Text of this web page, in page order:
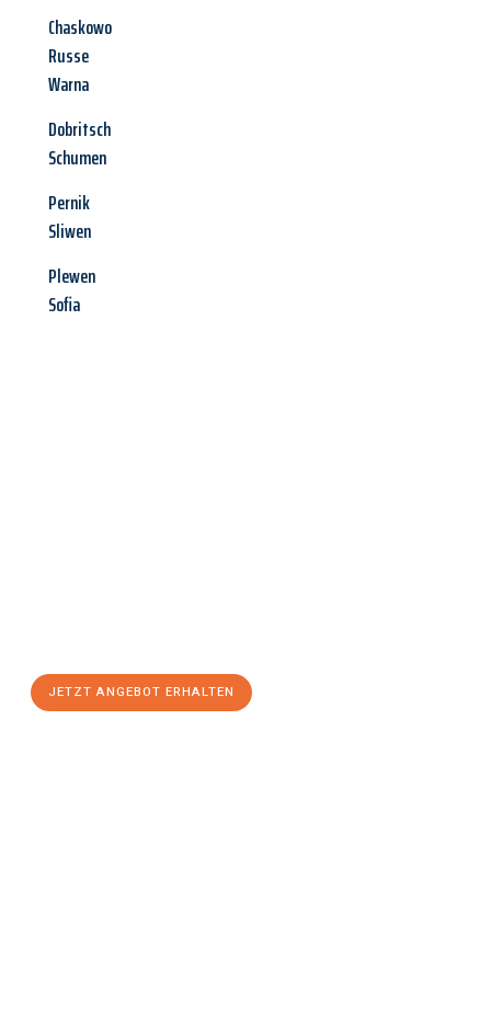
Chaskowo
Russe
Warna
Dobritsch
Schumen
Pernik
Sliwen
Plewen
Sofia
JETZT ANGEBOT ERHALTEN